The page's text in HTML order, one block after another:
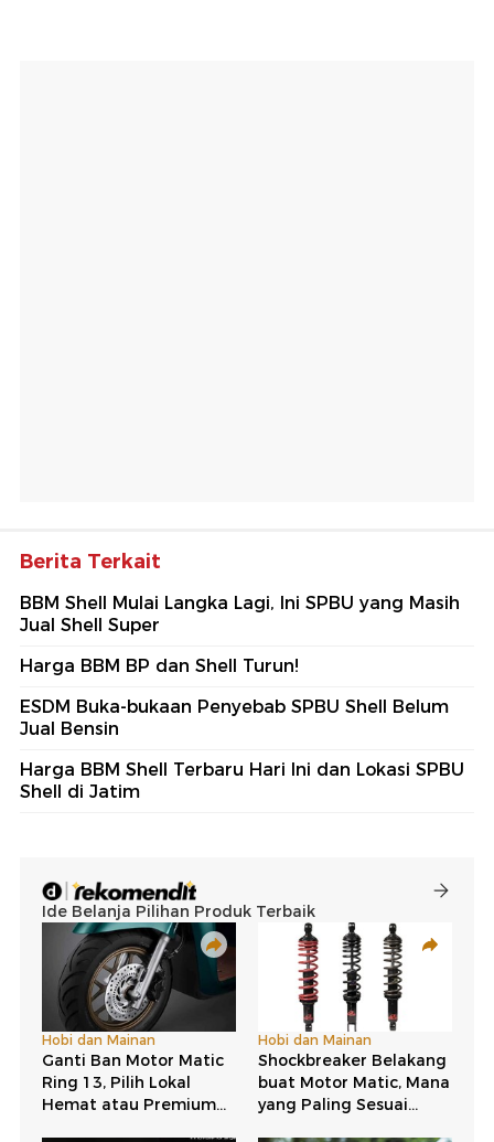
Berita Terkait
BBM Shell Mulai Langka Lagi, Ini SPBU yang Masih
Jual Shell Super
Harga BBM BP dan Shell Turun!
ESDM Buka-bukaan Penyebab SPBU Shell Belum
Jual Bensin
Harga BBM Shell Terbaru Hari Ini dan Lokasi SPBU
Shell di Jatim